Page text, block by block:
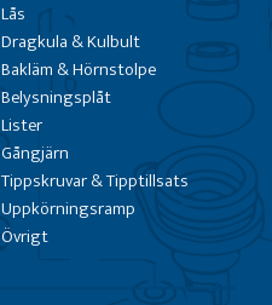
Lås
Dragkula & Kulbult
Bakläm & Hörnstolpe
Belysningsplåt
Lister
Gångjärn
Tippskruvar & Tipptillsats
Uppkörningsramp
Övrigt